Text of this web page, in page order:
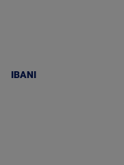
IBANI